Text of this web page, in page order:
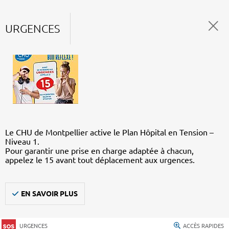
URGENCES
Le CHU de Montpellier active le Plan Hôpital en Tension –
Niveau 1.
Pour garantir une prise en charge adaptée à chacun,
appelez le 15 avant tout déplacement aux urgences.
EN SAVOIR PLUS
URGENCES ACCÈS RAPIDES